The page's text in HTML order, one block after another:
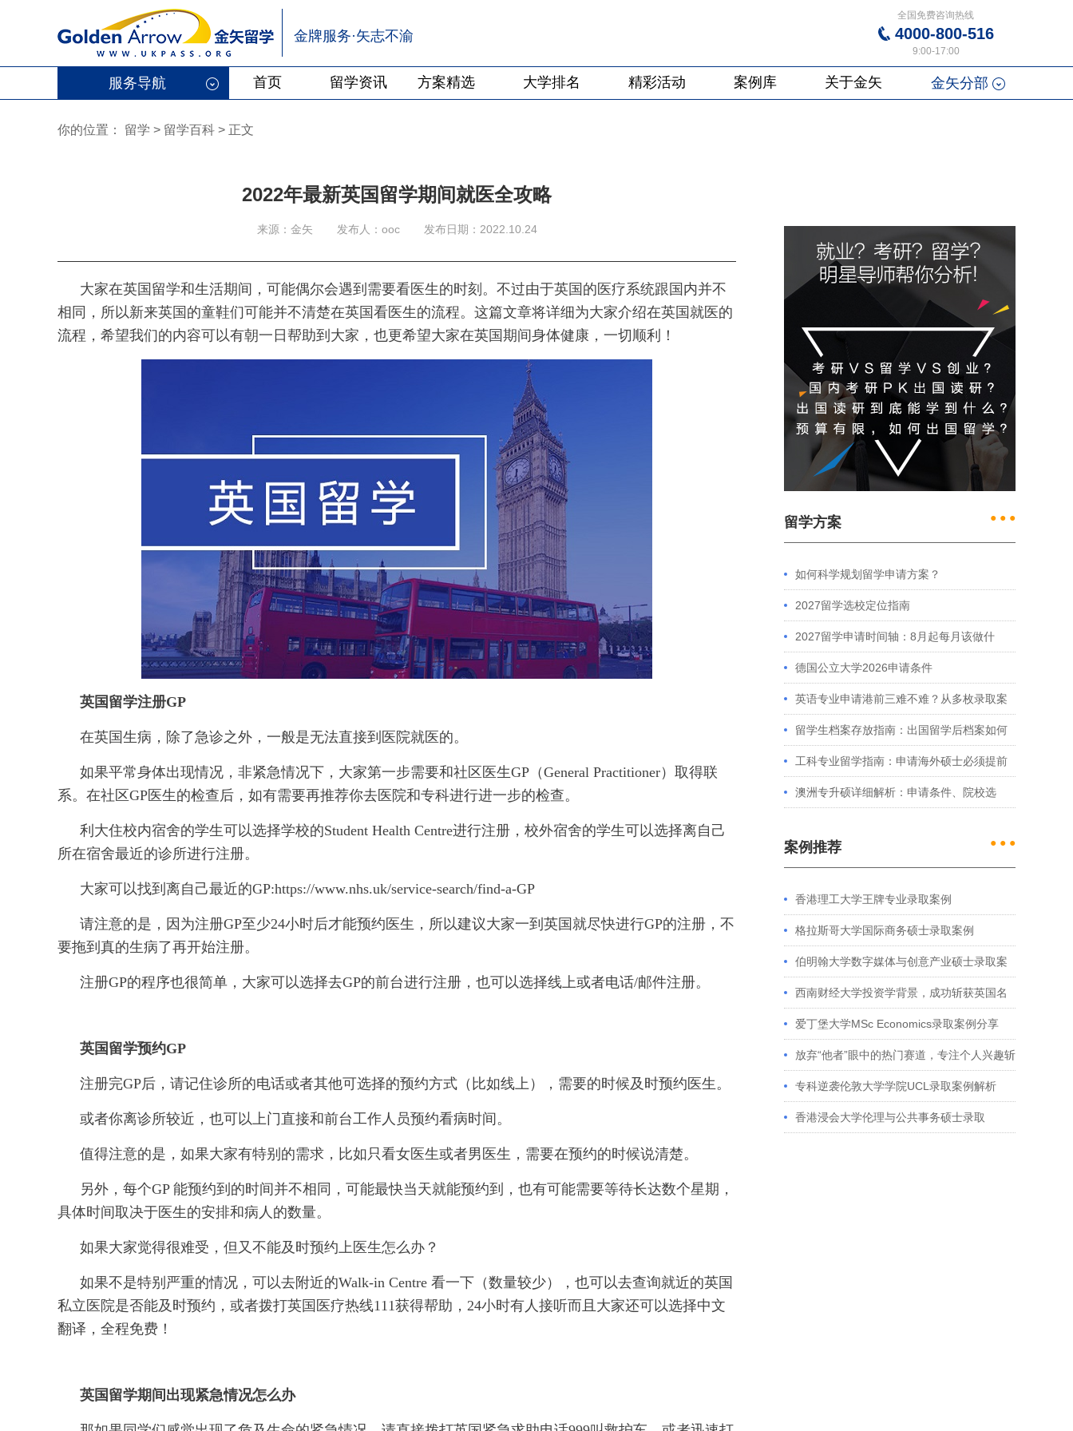
金牌服务·矢志不渝
全国免费咨询热线
4000-800-516
9:00-17:00
服务导航 首页 留学资讯 方案精选 大学排名 精彩活动 案例库 关于金矢 金矢分部
你的位置： 留学 > 留学百科 > 正文
2022年最新英国留学期间就医全攻略
来源：金矢 发布人：ooc 发布日期：2022.10.24
大家在英国留学和生活期间，可能偶尔会遇到需要看医生的时刻。不过由于英国的医疗系统跟国内并不
相同，所以新来英国的童鞋们可能并不清楚在英国看医生的流程。这篇文章将详细为大家介绍在英国就医的
流程，希望我们的内容可以有朝一日帮助到大家，也更希望大家在英国期间身体健康，一切顺利！
英国留学注册GP
在英国生病，除了急诊之外，一般是无法直接到医院就医的。
如果平常身体出现情况，非紧急情况下，大家第一步需要和社区医生GP（General Practitioner）取得联
系。在社区GP医生的检查后，如有需要再推荐你去医院和专科进行进一步的检查。
利大住校内宿舍的学生可以选择学校的Student Health Centre进行注册，校外宿舍的学生可以选择离自己
所在宿舍最近的诊所进行注册。
大家可以找到离自己最近的GP:https://www.nhs.uk/service-search/find-a-GP
请注意的是，因为注册GP至少24小时后才能预约医生，所以建议大家一到英国就尽快进行GP的注册，不
要拖到真的生病了再开始注册。
注册GP的程序也很简单，大家可以选择去GP的前台进行注册，也可以选择线上或者电话/邮件注册。
英国留学预约GP
注册完GP后，请记住诊所的电话或者其他可选择的预约方式（比如线上），需要的时候及时预约医生。
或者你离诊所较近，也可以上门直接和前台工作人员预约看病时间。
值得注意的是，如果大家有特别的需求，比如只看女医生或者男医生，需要在预约的时候说清楚。
另外，每个GP 能预约到的时间并不相同，可能最快当天就能预约到，也有可能需要等待长达数个星期，
具体时间取决于医生的安排和病人的数量。
如果大家觉得很难受，但又不能及时预约上医生怎么办？
如果不是特别严重的情况，可以去附近的Walk-in Centre 看一下（数量较少），也可以去查询就近的英国
私立医院是否能及时预约，或者拨打英国医疗热线111获得帮助，24小时有人接听而且大家还可以选择中文
翻译，全程免费！
英国留学期间出现紧急情况怎么办
留学方案 ● ● ●
如何科学规划留学申请方案？
2027留学选校定位指南
2027留学申请时间轴：8月起每月该做什
么？英、美、澳、港申请全攻略
德国公立大学2026申请条件
英语专业申请港前三难不难？从多枚录取案
例看港大、港中文申请要求
留学生档案存放指南：出国留学后档案如何
处理？留学服务中心常见问题解答
工科专业留学指南：申请海外硕士必须提前
准备的4件事
澳洲专升硕详细解析：申请条件、院校选
案例推荐 ● ● ●
香港理工大学王牌专业录取案例
格拉斯哥大学国际商务硕士录取案例
伯明翰大学数字媒体与创意产业硕士录取案
例 西南财经大学投资学背景，成功斩获英国名
校多份Offer
爱丁堡大学MSc Economics录取案例分享
放弃“他者”眼中的热门赛道，专注个人兴趣斩
获藤校offer｜成功跨专业申请经验分享
专科逆袭伦敦大学学院UCL录取案例解析
香港浸会大学伦理与公共事务硕士录取